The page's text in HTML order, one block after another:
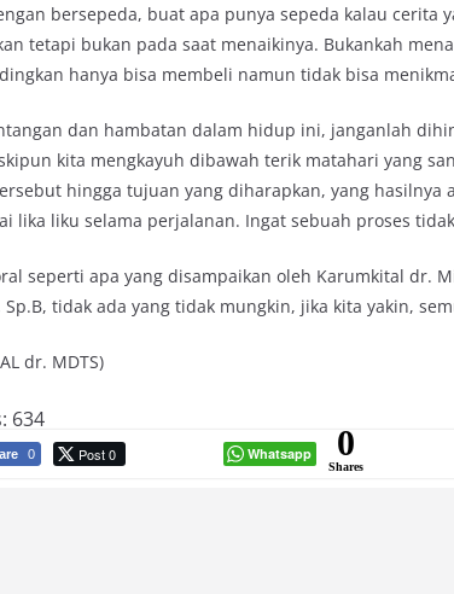
bersepeda, buat apa punya sepeda kalau cerita
tetapi bukan pada saat menaikinya. Bukankah
hanya bisa membeli namun tidak bisa
dan hambatan dalam hidup ini, janganlah
kita mengkayuh dibawah terik matahari yang
hingga tujuan yang diharapkan, yang hasilnya
lika liku selama perjalanan. Ingat sebuah proses
seperti apa yang disampaikan oleh Karumkital dr.
Sp.B, tidak ada yang tidak mungkin, jika kita yakin,
dr. MDTS)
634
0 Post 0 Whatsapp 0
Shares